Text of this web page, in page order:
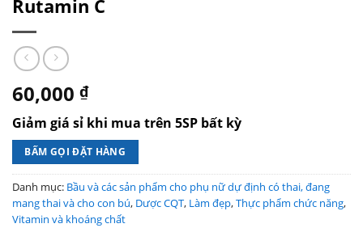
Rutamin C
60,000 ₫
Giảm giá sỉ khi mua trên 5SP bất kỳ
BẤM GỌI ĐẶT HÀNG
Danh mục: Bầu và các sản phẩm cho phụ nữ dự định có thai, đang
mang thai và cho con bú, Dược CQT, Làm đẹp,Thực phẩm chức năng,
Vitamin và khoáng chất